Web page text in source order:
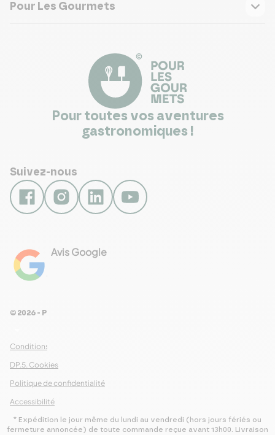
Pour Les Gourmets
Pour toutes vos aventures
gastronomiques !
Suivez-nous
Avis Google
Conditions Générales de Ventes
DP.5. Cookies
Politique de confidentialité
Accessibilité
© 2026 - Pour Les Gourmets
* Expédition le jour même du lundi au vendredi (hors jours fériés ou
fermeture annoncée) de toute commande reçue avant 13h00. Livraison